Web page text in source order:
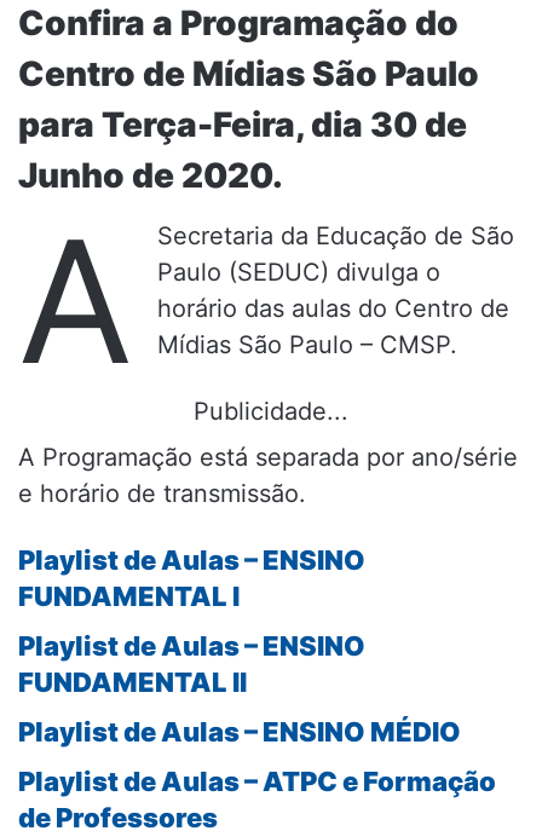
Confira a Programação do
Centro de Mídias São Paulo
para Terça-Feira, dia 30 de
Junho de 2020.
A
Secretaria da Educação de São
Paulo (SEDUC) divulga o
horário das aulas do Centro de
Mídias São Paulo – CMSP.
Publicidade...
A Programação está separada por ano/série
e horário de transmissão.
Playlist de Aulas – ENSINO
FUNDAMENTAL I
Playlist de Aulas – ENSINO
FUNDAMENTAL II
Playlist de Aulas – ENSINO MÉDIO
Playlist de Aulas – ATPC e Formação
de Professores